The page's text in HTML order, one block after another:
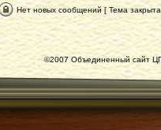
Нет новых сообщений [ Тема
©2007 Объединенный сайт